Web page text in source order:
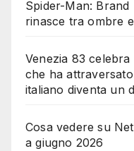
Spider-Man:
rinasce tra ombre
Venezia 83
che ha
italiano diventa un
Cosa vedere su
a giugno 2026